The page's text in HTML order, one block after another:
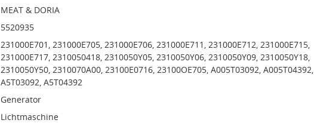
MEAT & DORIA
5520935
231000E701, 231000E705, 231000E706, 231000E711, 231000E712, 231000E715,
231000E717, 2310050418, 2310050Y05, 2310050Y06, 2310050Y09, 2310050Y18,
2310050Y50, 2310070A00, 23100E0716, 23100OE705, A005T03092, A005T04392,
A5T03092, A5T04392
Generator
Lichtmaschine